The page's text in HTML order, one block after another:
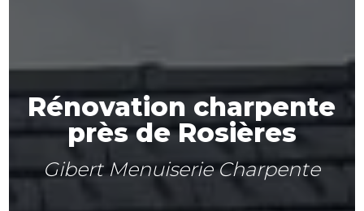
Rénovation charpente
près de Rosières
Gibert Menuiserie Charpente